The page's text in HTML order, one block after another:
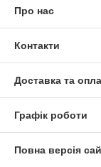
Про нас
Контакти
Доставка та
Графік роботи
Повна версія